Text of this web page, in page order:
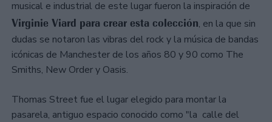
musical e industrial de este lugar fueron la inspiración de
Virginie Viard para crear esta colección, en la que sin
dudas se notaron las vibras del rock y la música de bandas
icónicas de Manchester de los años 80 y 90 como The
Smiths, New Order y Oasis.
Thomas Street fue el lugar elegido para montar la
pasarela, antiguo espacio conocido como "la calle del